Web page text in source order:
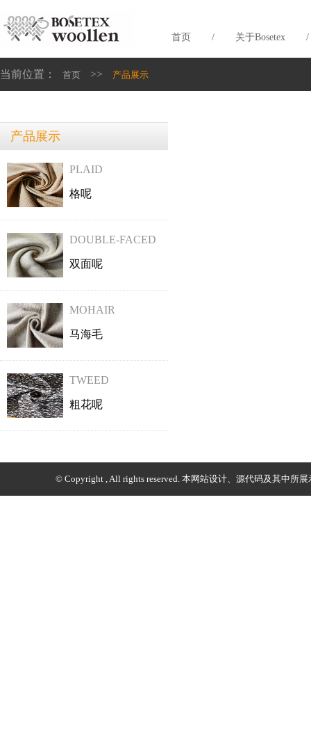
首页 / 关于Bosetex /
当前位置： 首页 >> 产品展示
产品展示
PLAID
格呢
DOUBLE-FACED
双面呢
MOHAIR
马海毛
TWEED
粗花呢
© Copyright , All rights reserved. 本网站设计、源代码及其中所